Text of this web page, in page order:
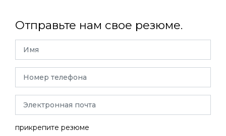
Отправьте нам свое резюме.
прикрепите резюме